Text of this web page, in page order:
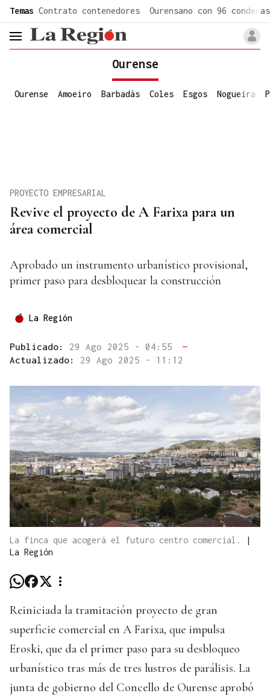
Temas Contrato contenedores Ourensano con 96 condenas
header.menu.open
Ourense
Ourense Amoeiro Barbadás Coles Esgos Nogueira
Revive el proyecto de A Farixa para un
área comercial
PROYECTO EMPRESARIAL
Aprobado un instrumento urbanístico provisional,
primer paso para desbloquear la construcción
La Región
Publicado: 29 Ago 2025 - 04:55
—
Actualizado: 29 Ago 2025 - 11:12
La finca que acogerá el futuro centro comercial.
|
La Región
Reiniciada la tramitación proyecto de gran
superficie comercial en A Farixa, que impulsa
Eroski, que da el primer paso para su desbloqueo
urbanístico tras más de tres lustros de parálisis. La
junta de gobierno del Concello de Ourense aprobó